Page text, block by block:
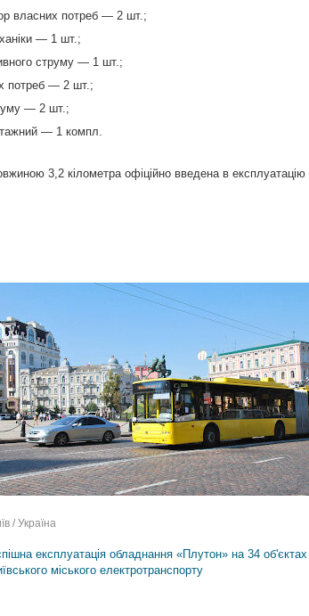
власних потреб — 2 шт.;
— 1 шт.;
струму — 1 шт.;
потреб — 2 шт.;
— 2 шт.;
— 1 компл.
3,2 кілометра офіційно введена в експлуатацію
експлуатація обладнання «Плутон» на 34 об'єктах
міського електротранспорту
/ Україна